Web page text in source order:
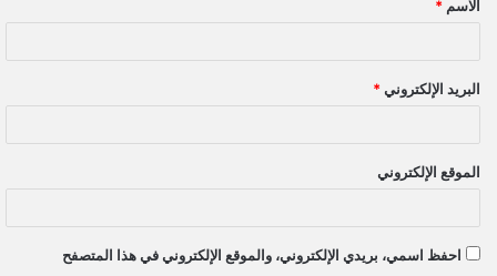
*الاسم *
البريد الإلكتروني *
الموقع الإلكتروني
احفظ اسمي، بريدي الإلكتروني، والموقع الإلكتروني في هذا المتصفح